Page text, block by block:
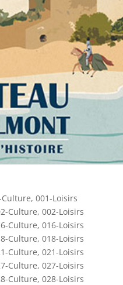
Culture, 001-Loisirs
Culture, 002-Loisirs
Culture, 016-Loisirs
Culture, 018-Loisirs
Culture, 021-Loisirs
Culture, 027-Loisirs
Culture, 028-Loisirs